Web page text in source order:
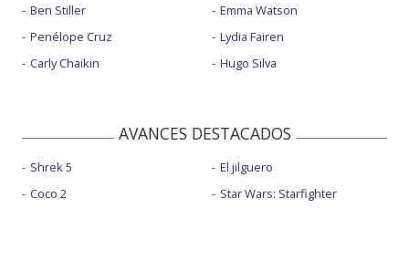
Ben Stiller
Penélope Cruz
Carly Chaikin
Emma Watson
Lydia Fairen
Hugo Silva
AVANCES DESTACADOS
Shrek 5
Coco 2
El jilguero
Star Wars: Starfighter